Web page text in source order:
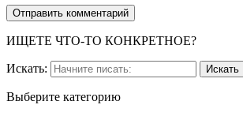
ИЩЕТЕ ЧТО-ТО КОНКРЕТНОЕ?
Искать:
Выберите категорию